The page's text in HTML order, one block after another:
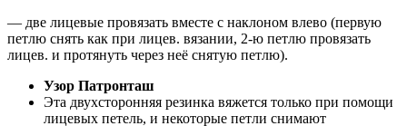
— две лицевые провязать вместе с наклоном влево (первую
петлю снять как при лицев. вязании, 2-ю петлю провязать
лицев. и протянуть через неё снятую петлю).
Узор Патронташ
Эта двухсторонняя резинка вяжется только при помощи
лицевых петель, и некоторые петли снимают